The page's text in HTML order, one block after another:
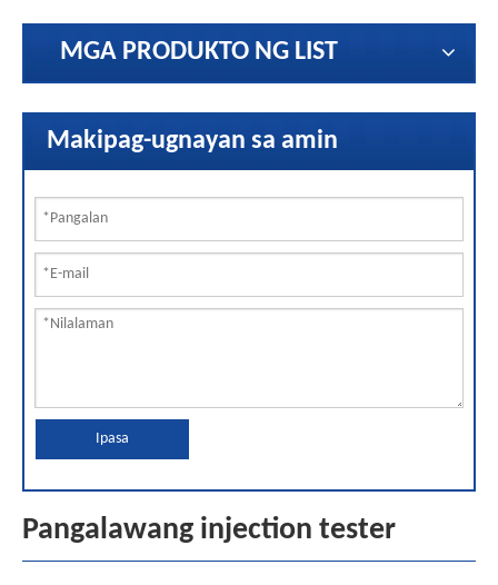
MGA PRODUKTO NG LIST
Makipag-ugnayan sa amin
Ipasa
Pangalawang injection tester